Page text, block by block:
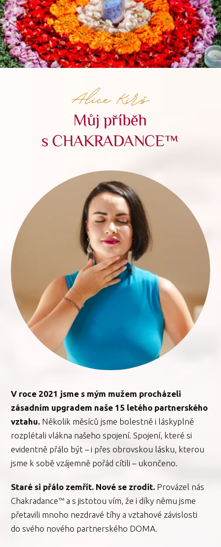
Alice Kirš
Můj příběh
s CHAKRADANCE™
V roce 2021 jsme s mým mužem procházeli
zásadním upgradem naše 15 letého partnerského
vztahu. Několik měsíců jsme bolestně i láskyplně
rozplétali vlákna našeho spojení. Spojení, které si
evidentně přálo být – i přes obrovskou lásku, kterou
jsme k sobě vzájemně pořád cítili – ukončeno.
Staré si přálo zemřít. Nové se zrodit. Provázel nás
Chakradance™ a s jistotou vím, že i díky němu jsme
přetavili mnoho nezdravé tíhy a vztahové závislosti
do svého nového partnerského DOMA.